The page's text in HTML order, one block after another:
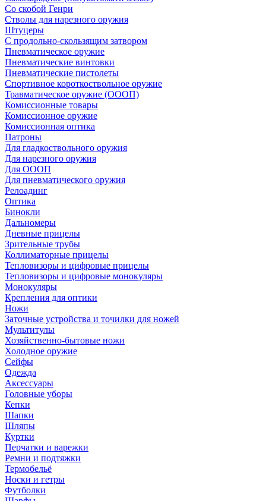
Со скобой Генри
Стволы для нарезного оружия
Штуцеры
С продольно-скользящим затвором
Пневматическое оружие
Пневматические винтовки
Пневматические пистолеты
Спортивное короткоствольное оружие
Травматическое оружие (ОООП)
Комиссионные товары
Комиссионное оружие
Комиссионная оптика
Патроны
Для гладкоствольного оружия
Для нарезного оружия
Для ОООП
Для пневматического оружия
Релоадинг
Оптика
Бинокли
Дальномеры
Дневные прицелы
Зрительные трубы
Коллиматорные прицелы
Тепловизоры и цифровые прицелы
Тепловизоры и цифровые монокуляры
Монокуляры
Крепления для оптики
Ножи
Заточные устройства и точилки для ножей
Мультитулы
Хозяйственно-бытовые ножи
Холодное оружие
Сейфы
Одежда
Аксессуары
Головные уборы
Кепки
Шапки
Шляпы
Куртки
Перчатки и варежки
Ремни и подтяжки
Термобельё
Носки и гетры
Футболки